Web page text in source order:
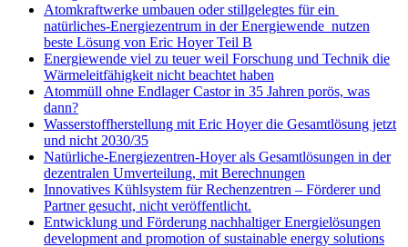
Atomkraftwerke umbauen oder stillgelegtes für ein
natürliches-Energiezentrum in der Energiewende nutzen
beste Lösung von Eric Hoyer Teil B
Energiewende viel zu teuer weil Forschung und Technik die
Wärmeleitfähigkeit nicht beachtet haben
Atommüll ohne Endlager Castor in 35 Jahren porös, was
dann?
Wasserstoffherstellung mit Eric Hoyer die Gesamtlösung jetzt
und nicht 2030/35
Natürliche-Energiezentren-Hoyer als Gesamtlösungen in der
dezentralen Umverteilung, mit Berechnungen
Innovatives Kühlsystem für Rechenzentren – Förderer und
Partner gesucht, nicht veröffentlicht.
Entwicklung und Förderung nachhaltiger Energielösungen
development and promotion of sustainable energy solutions